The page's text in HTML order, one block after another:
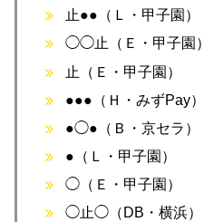
止●●（Ｌ・甲子園）
◯◯止（Ｅ・甲子園）
止（Ｅ・甲子園）
●●●（Ｈ・みずPay）
●◯●（Ｂ・京セラ）
●（Ｌ・甲子園）
◯（Ｅ・甲子園）
◯止◯（DB・横浜）